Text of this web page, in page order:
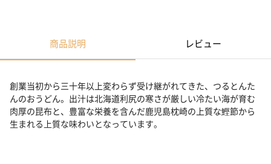
商品説明 レビュー
創業当初から三十年以上変わらず受け継がれてきた、つるとんた
んのおうどん。出汁は北海道利尻の寒さが厳しい冷たい海が育む
肉厚の昆布と、豊富な栄養を含んだ鹿児島枕崎の上質な鰹節から
生まれる上質な味わいとなっています。